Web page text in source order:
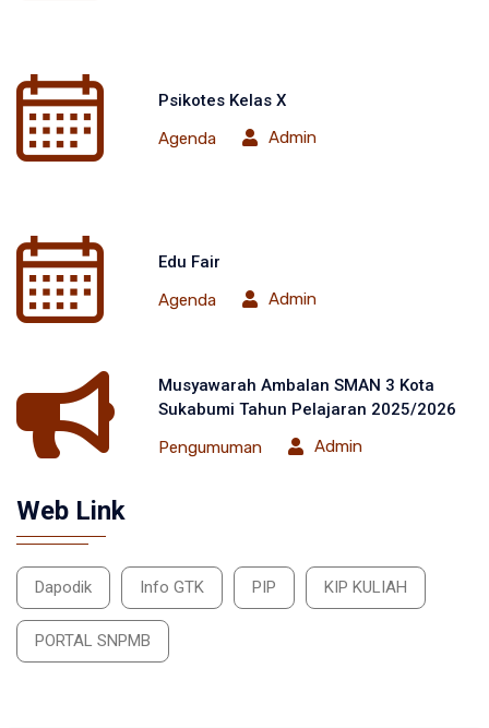
Psikotes Kelas X
Agenda
Admin
Edu Fair
Agenda
Admin
Musyawarah Ambalan SMAN 3 Kota
Sukabumi Tahun Pelajaran 2025/2026
Pengumuman
Admin
Web Link
Dapodik Info GTK PIP KIP KULIAH
PORTAL SNPMB